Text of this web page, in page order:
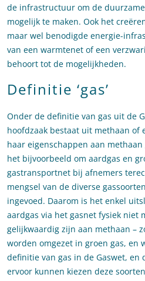
de infrastructuur om de
mogelijk te maken. Ook het
maar wel benodigde energie-
van een warmtenet of een
behoort tot de mogelijkheden.
Definitie ‘gas’
Onder de definitie van gas uit de
hoofdzaak bestaat uit methaan of
haar eigenschappen aan
het bijvoorbeeld om aardgas en
gastransportnet bij afnemers
mengsel van de diverse
ingevoed. Daarom is het enkel
aardgas via het gasnet fysiek niet
gelijkwaardig zijn aan methaan –
worden omgezet in groen gas, en
definitie van gas in de Gaswet, en
ervoor kunnen kiezen deze